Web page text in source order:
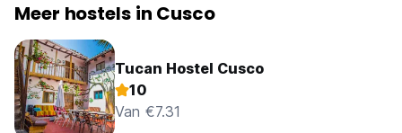
Meer hostels in Cusco
Tucan Hostel Cusco
10
Van €7.31